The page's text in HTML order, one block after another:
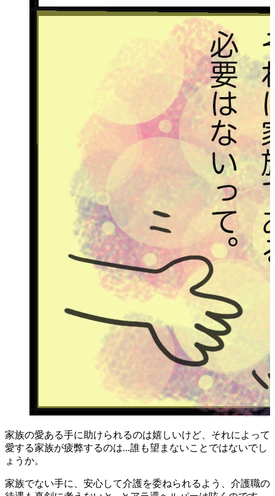
家族の愛ある手に助けられるのは嬉しいけど、 それによって
愛する家族が疲弊するのは...誰も望まないことではないでし
ょうか。
家族でない手に、安心して介護を委ねられるよう、介護職の